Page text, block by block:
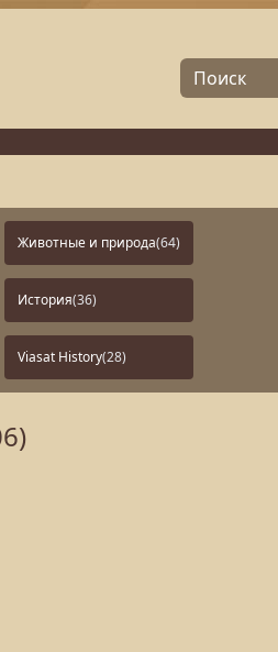
Животные и природа(64)
История(36)
Viasat History(28)